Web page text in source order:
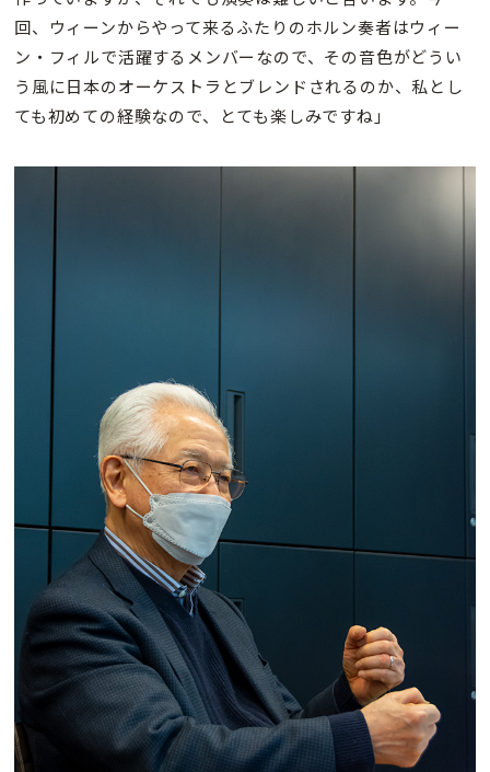
回、ウィーンからやって来るふたりのホルン奏者はウィー
ン・フィルで活躍するメンバーなので、その音色がどうい
う風に日本のオーケストラとブレンドされるのか、私とし
ても初めての経験なので、とても楽しみですね」